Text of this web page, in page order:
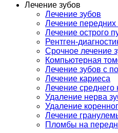
Лечение зубов
Лечение зубов
Лечение передних
Лечение острого
Рентген-
Срочное лечение
Компьютерная
Лечение зубов с
Лечение кариеса
Лечение среднего
Удаление нерва
Удаление
Лечение
Пломбы на